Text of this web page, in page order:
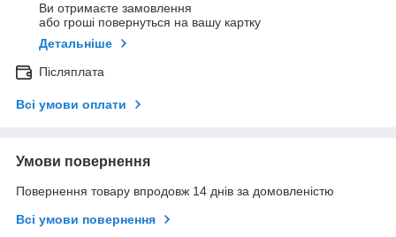
Ви отримаєте замовлення
або гроші повернуться на вашу картку
Детальніше
Післяплата
Всі умови оплати
Умови повернення
Повернення товару впродовж 14 днів за домовленістю
Всі умови повернення